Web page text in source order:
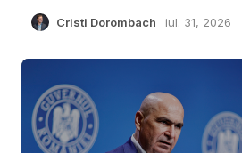
Cristi Dorombach iul. 31, 2026